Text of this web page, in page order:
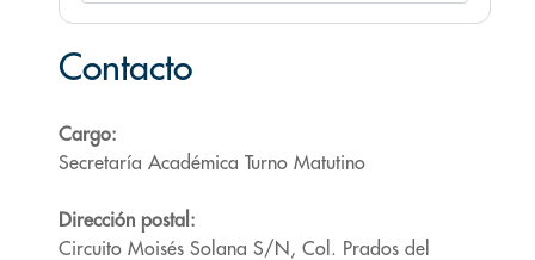
Contacto
Cargo:
Secretaría Académica Turno Matutino
Dirección postal:
Circuito Moisés Solana S/N, Col. Prados del